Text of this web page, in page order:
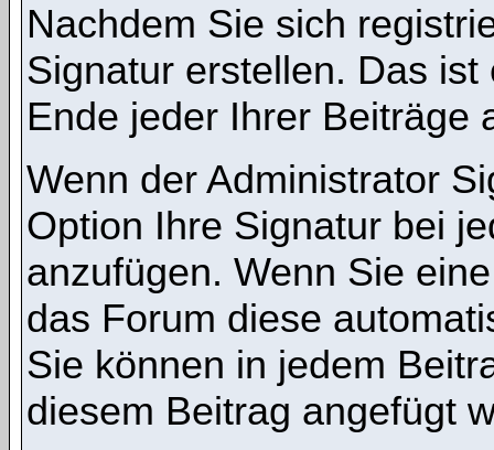
Nachdem Sie sich
Signatur erstellen. Das
Ende jeder Ihrer Beiträge
Wenn der Administrator
Option Ihre Signatur bei
anzufügen. Wenn Sie
das Forum diese
Sie können in jedem
diesem Beitrag angefügt